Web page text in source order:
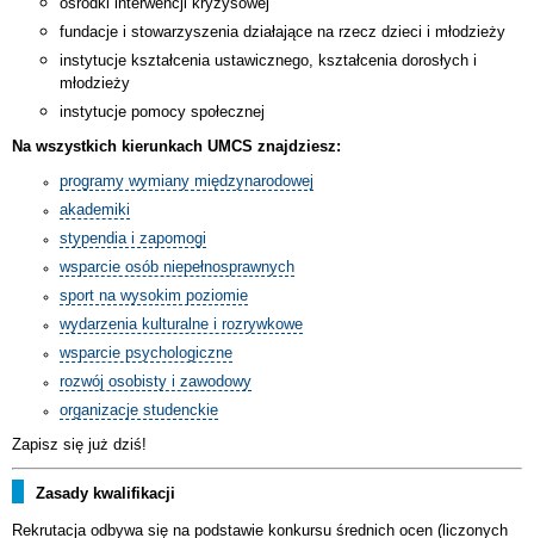
fundacje i stowarzyszenia działające na rzecz dzieci i młodzieży
instytucje kształcenia ustawicznego, kształcenia dorosłych i
młodzieży
instytucje pomocy społecznej
Na wszystkich kierunkach UMCS znajdziesz:
programy wymiany międzynarodowej
akademiki
stypendia i zapomogi
wsparcie osób niepełnosprawnych
sport na wysokim poziomie
wydarzenia kulturalne i rozrywkowe
wsparcie psychologiczne
rozwój osobisty i zawodowy
organizacje studenckie
Zapisz się już dziś!
Zasady kwalifikacji
Rekrutacja odbywa się na podstawie konkursu średnich ocen (liczonych